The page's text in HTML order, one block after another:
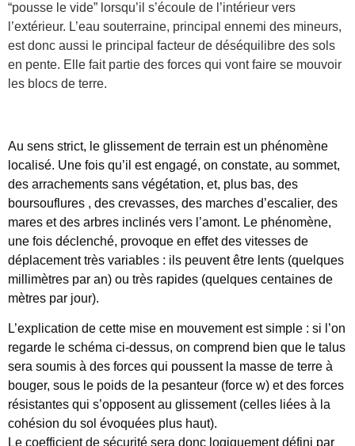
“pousse le vide” lorsqu’il s’écoule de l’intérieur vers
l’extérieur. L’eau souterraine, principal ennemi des mineurs,
est donc aussi le principal facteur de déséquilibre des sols
en pente. Elle fait partie des forces qui vont faire se mouvoir
les blocs de terre.
Au sens strict, le glissement de terrain est un phénomène
localisé. Une fois qu’il est engagé, on constate, au sommet,
des arrachements sans végétation, et, plus bas, des
boursouflures , des crevasses, des marches d’escalier, des
mares et des arbres inclinés vers l’amont. Le phénomène,
une fois déclenché, provoque en effet des vitesses de
déplacement très variables : ils peuvent être lents (quelques
millimètres par an) ou très rapides (quelques centaines de
mètres par jour).
L’explication de cette mise en mouvement est simple : si l’on
regarde le schéma ci-dessus, on comprend bien que le talus
sera soumis à des forces qui poussent la masse de terre à
bouger, sous le poids de la pesanteur (force w) et des forces
résistantes qui s’opposent au glissement (celles liées à la
cohésion du sol évoquées plus haut).
Le coefficient de sécurité sera donc logiquement défini par